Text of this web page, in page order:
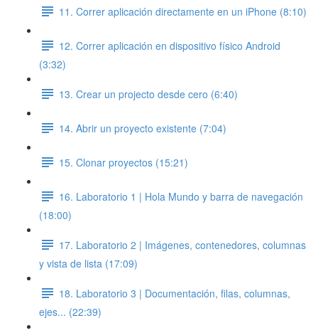
11. Correr aplicación directamente en un iPhone (8:10)
12. Correr aplicación en dispositivo físico Android
(3:32)
13. Crear un projecto desde cero (6:40)
14. Abrir un proyecto existente (7:04)
15. Clonar proyectos (15:21)
16. Laboratorio 1 | Hola Mundo y barra de navegación
(18:00)
17. Laboratorio 2 | Imágenes, contenedores, columnas
y vista de lista (17:09)
18. Laboratorio 3 | Documentación, filas, columnas,
ejes... (22:39)